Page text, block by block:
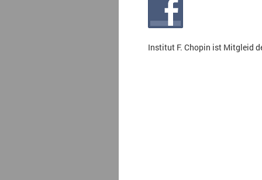
Institut F. Chopin ist Mitgleid